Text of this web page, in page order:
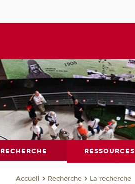
RECHERCHE RESSOURCES
Accueil Recherche La recherche